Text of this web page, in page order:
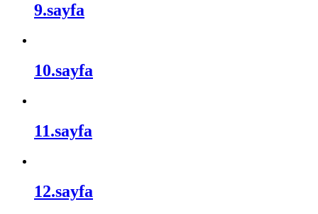
9.sayfa
10.sayfa
11.sayfa
12.sayfa